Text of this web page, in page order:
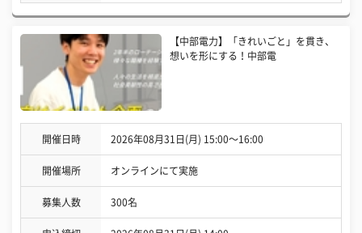
【中部電力】「きれいごと」を貫き、
想いを形にする！中部電
開催日時 2026年08月31日(月) 15:00〜16:00
開催場所 オンラインにて実施
募集人数 300名